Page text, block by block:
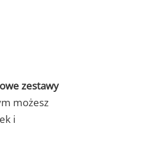
zestawy
możesz
i